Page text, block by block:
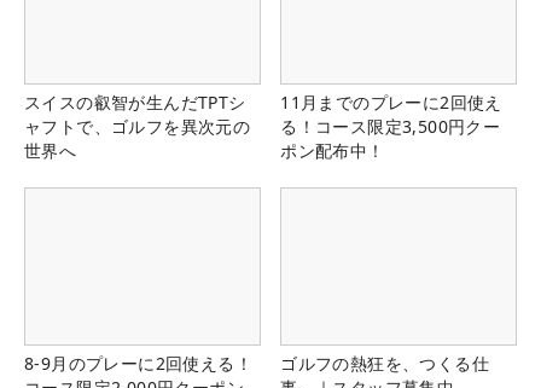
スイスの叡智が生んだTPTシ
ャフトで、ゴルフを異次元の
世界へ
11月までのプレーに2回使え
る！コース限定3,500円クー
ポン配布中！
8-9月のプレーに2回使える！
ゴルフの熱狂を、つくる仕